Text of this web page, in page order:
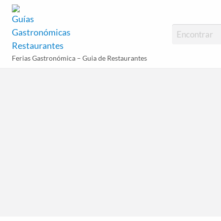
Guías
Ferias Gastronómica – Guia de Restaurantes